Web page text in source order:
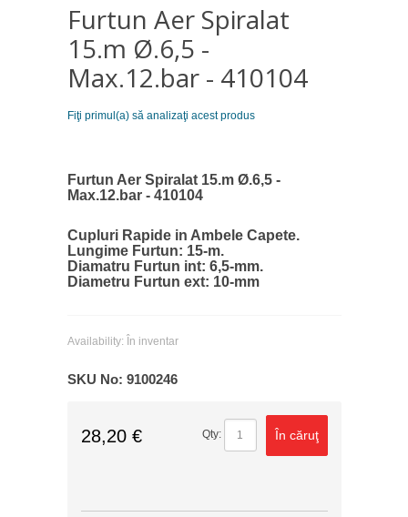
Furtun Aer Spiralat
15.m Ø.6,5 -
Max.12.bar - 410104
Fiţi primul(a) să analizaţi acest produs
Furtun Aer Spiralat 15.m Ø.6,5 -
Max.12.bar - 410104
Cupluri Rapide in Ambele Capete.
Lungime Furtun: 15-m.
Diamatru Furtun int: 6,5-mm.
Diametru Furtun ext: 10-mm
Availability: În inventar
SKU No: 9100246
28,20 € Qty: În căruţ